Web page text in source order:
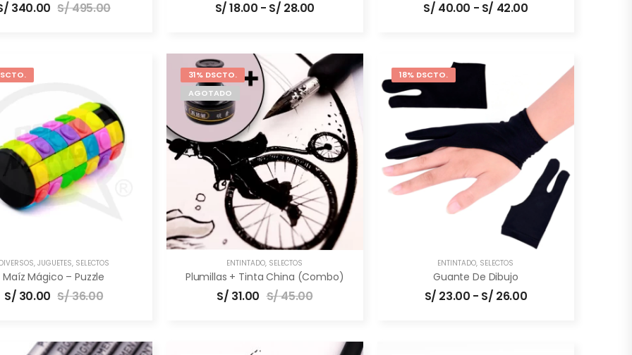
340.00 S/495.00 S/18.00 - S/ 28.00 S/ 40.00 - S/ 42.00
, JUGUETES, SELECTOS
Maíz Mágico – Puzzle
S/ 30.00 S/36.00
31% DSCTO.
AGOTADO
ENTINTADO, SELECTOS
Plumillas + Tinta China (combo)
S/ 31.00 S/45.00
18% DSCTO.
ENTINTADO, SELECTOS
Guante De Dibujo
S/ 23.00 - S/ 26.00